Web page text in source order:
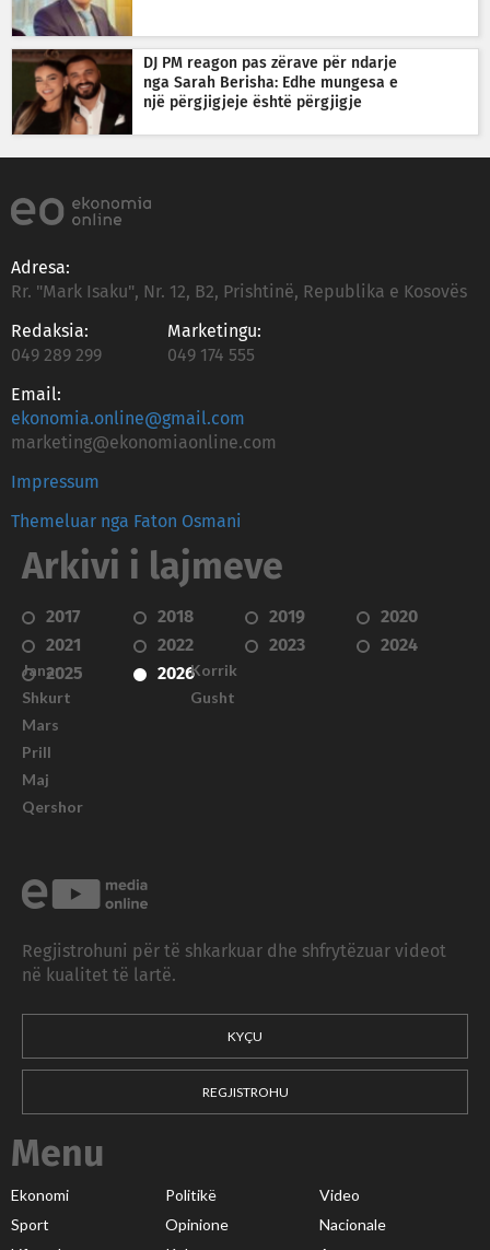
DJ PM reagon pas zërave për ndarje
nga Sarah Berisha: Edhe mungesa e
një përgjigjeje është përgjigje
Adresa:
Rr. "Mark Isaku", Nr. 12, B2, Prishtinë, Republika e Kosovës
Redaksia:
049 289 299
Marketingu:
049 174 555
Email:
ekonomia.online@gmail.com
marketing@ekonomiaonline.com
Impressum
Themeluar nga Faton Osmani
Arkivi i lajmeve
2017 2018 2019
2020
2021
2022 2023
2024
2025
2026
Janar
Shkurt
Mars
Prill
Maj
Qershor
Korrik
Gusht
Regjistrohuni për të shkarkuar dhe shfrytëzuar videot
në kualitet të lartë.
KYÇU
REGJISTROHU
Menu
Ekonomi Politikë
Video
Sport
Opinione
Nacionale